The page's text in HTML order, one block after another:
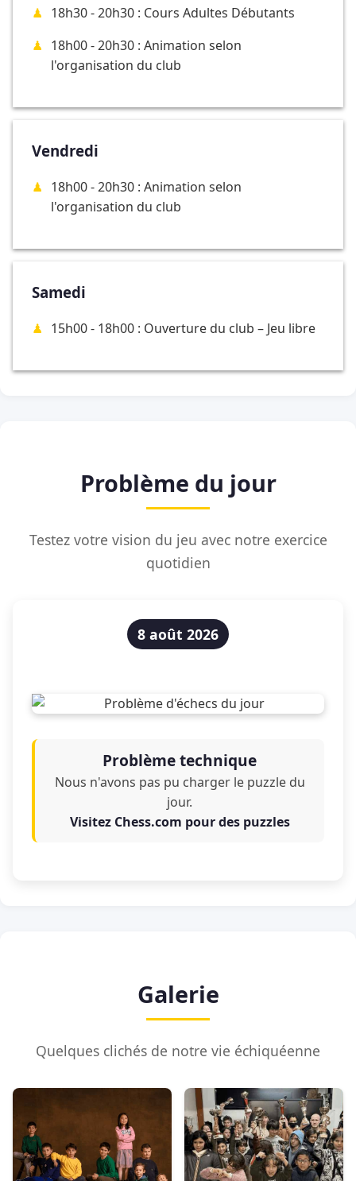
18h30 - 20h30 : Cours Adultes Débutants
18h00 - 20h30 : Animation selon
l'organisation du club
Vendredi
18h00 - 20h30 : Animation selon
l'organisation du club
Samedi
15h00 - 18h00 : Ouverture du club – Jeu libre
Problème du jour
Testez votre vision du jeu avec notre exercice
quotidien
8 août 2026
Problème technique
Nous n'avons pas pu charger le puzzle du
jour.
Visitez Chess.com pour des puzzles
Galerie
Quelques clichés de notre vie échiquéenne